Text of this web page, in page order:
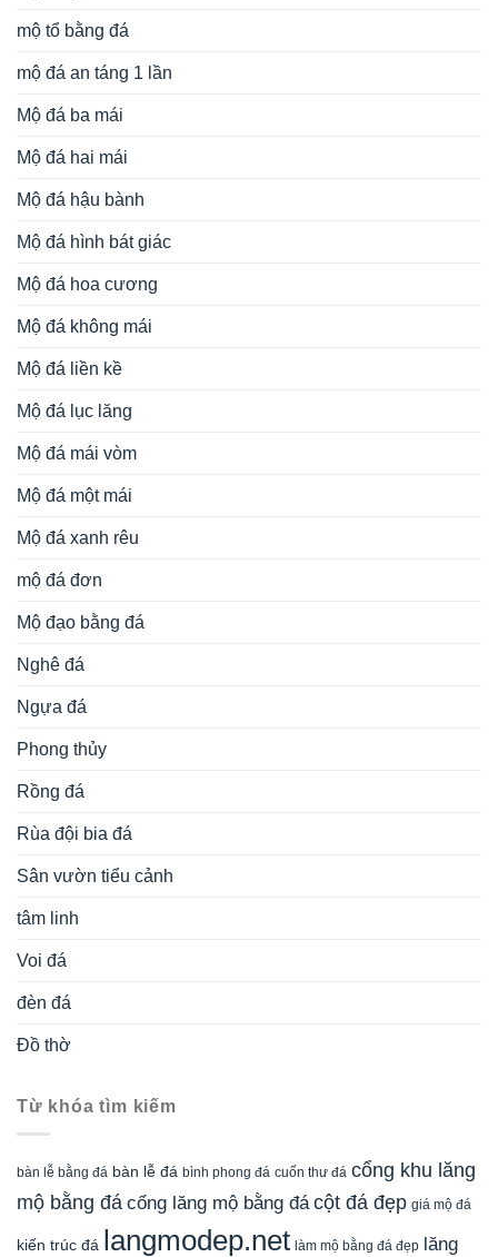
mộ tổ bằng đá
mộ đá an táng 1 lần
Mộ đá ba mái
Mộ đá hai mái
Mộ đá hậu bành
Mộ đá hình bát giác
Mộ đá hoa cương
Mộ đá không mái
Mộ đá liền kề
Mộ đá lục lăng
Mộ đá mái vòm
Mộ đá một mái
Mộ đá xanh rêu
mộ đá đơn
Mộ đạo bằng đá
Nghê đá
Ngựa đá
Phong thủy
Rồng đá
Rùa đội bia đá
Sân vườn tiểu cảnh
tâm linh
Voi đá
đèn đá
Đồ thờ
Từ khóa tìm kiếm
bàn lễ bằng đá bàn lễ đá bình phong đá cuốn thư đá cổng khu lăng
mộ bằng đá cổng lăng mộ bằng đá cột đá đẹp giá mộ đá
kiến trúc đá langmodep.net làm mộ bằng đá đẹp lăng